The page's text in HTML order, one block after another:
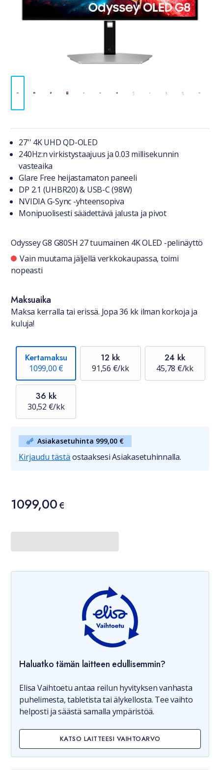
Tuotteesta lyhyesti
27'' 4K UHD QD-OLED
240Hz:n virkistystaajuus ja 0.03 millisekunnin
vasteaika
Glare Free heijastamaton paneeli
DP 2.1 (UHBR20) & USB-C (98W)
NVIDIA G-Sync -yhteensopiva
Monipuolisesti säädettävä jalusta ja pivot
Odyssey G8 G80SH 27 tuumainen 4K OLED -pelinäyttö
Saatavuustiedot
Vain muutama jäljellä verkkokaupassa, toimi
nopeasti
Maksuaika
Maksa kerralla tai erissä. Jopa 36 kk ilman korkoja ja
kuluja!
Kertamaksu
1099,00 €
12 kk
91,56 €/kk
24 kk
45,78 €/kk
36 kk
30,52 €/kk
Asiakasetuhinta 999,00 €
Kirjaudu tästä ostaaksesi Asiakasetuhinnalla.
Hinta
1099,00 €
1099,00€
Haluatko tämän laitteen edullisemmin?
Elisa Vaihtoetu antaa reilun hyvityksen vanhasta
puhelimesta, tabletista tai älykellosta. Tee vaihto
helposti ja säästä samalla ympäristöä.
KATSO LAITTEESI VAIHTOARVO